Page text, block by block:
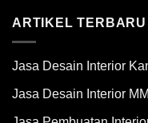
ARTIKEL TERBARU
Jasa Desain Interior
Jasa Desain Interior